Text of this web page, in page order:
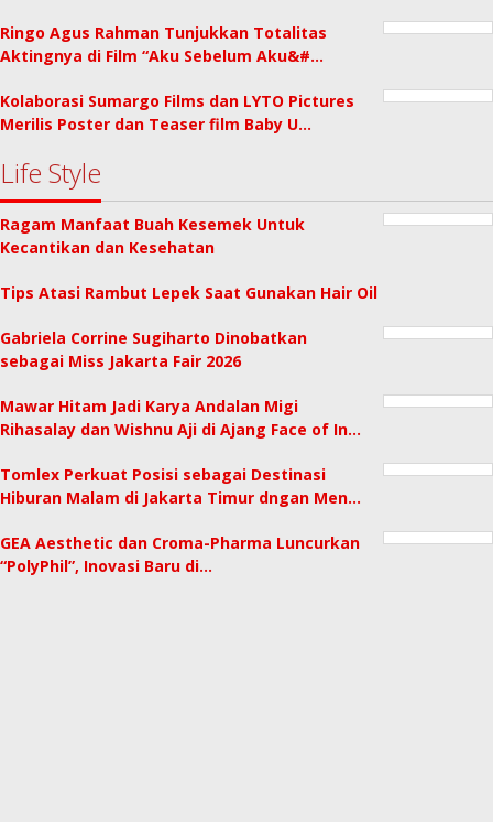
Ringo Agus Rahman Tunjukkan Totalitas
Aktingnya di Film “Aku Sebelum Aku&#…
Kolaborasi Sumargo Films dan LYTO Pictures
Merilis Poster dan Teaser film Baby U…
Life Style
Ragam Manfaat Buah Kesemek Untuk
Kecantikan dan Kesehatan
Tips Atasi Rambut Lepek Saat Gunakan Hair Oil
Gabriela Corrine Sugiharto Dinobatkan
sebagai Miss Jakarta Fair 2026
Mawar Hitam Jadi Karya Andalan Migi
Rihasalay dan Wishnu Aji di Ajang Face of In…
Tomlex Perkuat Posisi sebagai Destinasi
Hiburan Malam di Jakarta Timur dngan Men…
GEA Aesthetic dan Croma-Pharma Luncurkan
“PolyPhil”, Inovasi Baru di…